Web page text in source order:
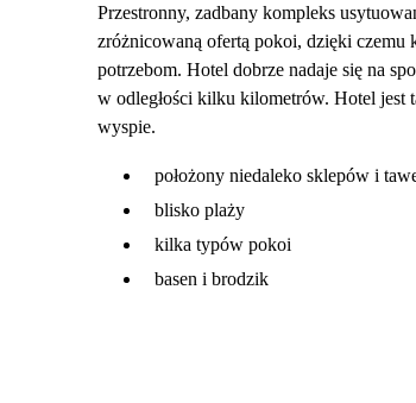
Przestronny, zadbany kompleks
zróżnicowaną ofertą pokoi, dzięki czemu
potrzebom. Hotel dobrze nadaje się na
w odległości kilku kilometrów. Hotel jest
wyspie.
położony niedaleko sklepów i
blisko plaży
kilka typów pokoi
basen i brodzik